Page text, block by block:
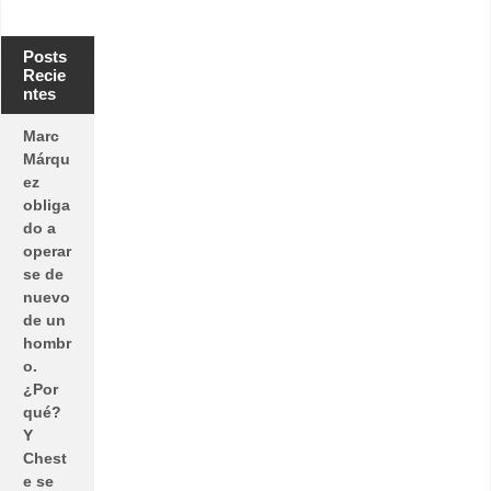
Posts
Recie
ntes
Marc
Márqu
ez
obliga
do a
operar
se de
nuevo
de un
hombr
o.
¿Por
qué?
Y
Chest
e se